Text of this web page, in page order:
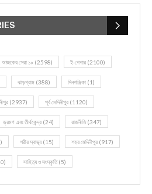
আজকের সেরা ১০ (2598) ই-পেপার (2100)
ঝাড়গ্রাম (388) দিনপঞ্জিকা (1)
(2937) পূর্ব মেদিনীপুর (1120)
ভ্রমণ এবং তীর্থকেন্দ্র (24) রাজনীতি(347)
শরীর স্বাস্থ্য (15) শহর মেদিনীপুর (917)
সাহিত্য ও সংস্কৃতি(5)